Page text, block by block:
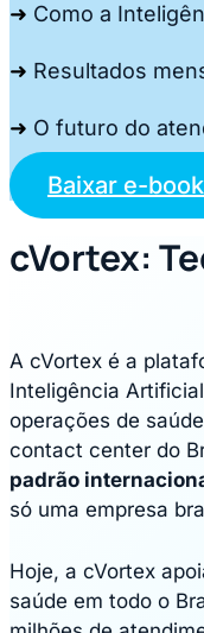
➜ Como a
➜ Resultados
➜ O futuro do
Baixar e-
cVortex:
A cVortex é a
Inteligência
operações de
contact center do
padrão
só uma empresa
Hoje, a cVortex
saúde em todo o